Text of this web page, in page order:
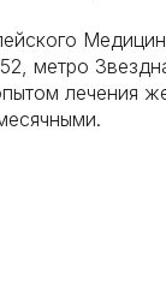
метро
лечения